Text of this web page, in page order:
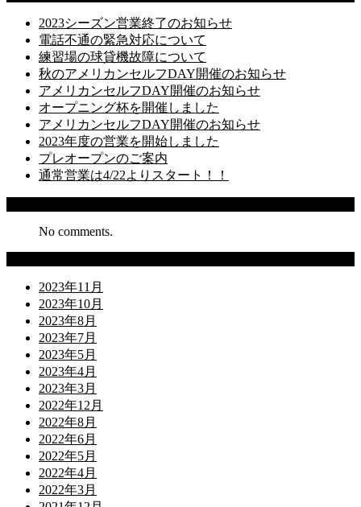
2023シーズン営業終了のお知らせ
電話不通の緊急対応について
練習場の球貸機故障について
秋のアメリカンセルフDAY開催のお知らせ
アメリカンセルフDAY開催のお知らせ
オープニング杯を開催しました
アメリカンセルフDAY開催のお知らせ
2023年度の営業を開始しました
プレオープンのご案内
通常営業は4/22よりスタート！！
No comments.
2023年11月
2023年10月
2023年8月
2023年7月
2023年5月
2023年4月
2023年3月
2022年12月
2022年8月
2022年6月
2022年5月
2022年4月
2022年3月